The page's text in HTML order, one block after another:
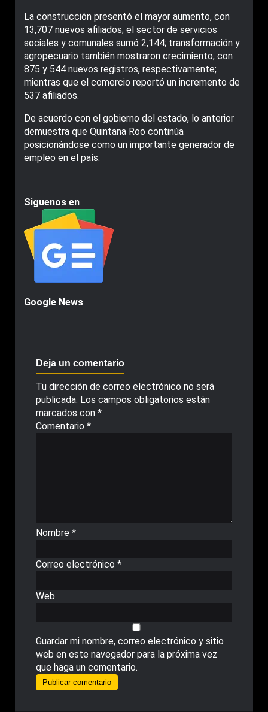
La construcción presentó el mayor aumento, con
13,707 nuevos afiliados; el sector de servicios
sociales y comunales sumó 2,144; transformación y
agropecuario también mostraron crecimiento, con
875 y 544 nuevos registros, respectivamente;
mientras que el comercio reportó un incremento de
537 afiliados.
De acuerdo con el gobierno del estado, lo anterior
demuestra que Quintana Roo continúa
posicionándose como un importante generador de
empleo en el país.
Siguenos en
Google News
Deja un comentario
Tu dirección de correo electrónico no será
publicada. Los campos obligatorios están
marcados con *
Comentario *
Nombre *
Correo electrónico *
Web
Guardar mi nombre, correo electrónico y sitio
web en este navegador para la próxima vez
que haga un comentario.